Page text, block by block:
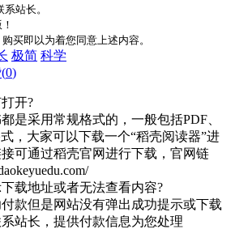
站长。
买即以为着您同意上述内容。
极简 科学
0)
开?
是采用常规格式的，一般包括PDF、
，大家可以下载一个“稻壳阅读器”进
可通过稻壳官网进行下载，官网链
载地址或者无法查看内容?
款但是网站没有弹出成功提示或下载
站长，提供付款信息为您处理